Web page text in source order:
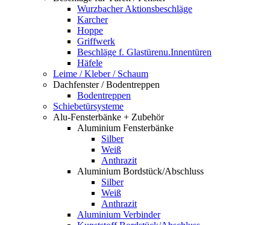
Wurzbacher Aktionsbeschläge
Karcher
Hoppe
Griffwerk
Beschläge f. Glastürenu.Innentüren
Häfele
Leime / Kleber / Schaum
Dachfenster / Bodentreppen
Bodentreppen
Schiebetürsysteme
Alu-Fensterbänke + Zubehör
Aluminium Fensterbänke
Silber
Weiß
Anthrazit
Aluminium Bordstück/Abschluss
Silber
Weiß
Anthrazit
Aluminium Verbinder